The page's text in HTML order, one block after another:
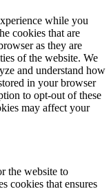
while you
cookies that are
as they are
of the website. We
and understand how
in your browser
to opt-out of these
may affect your
the website to
cookies that ensures